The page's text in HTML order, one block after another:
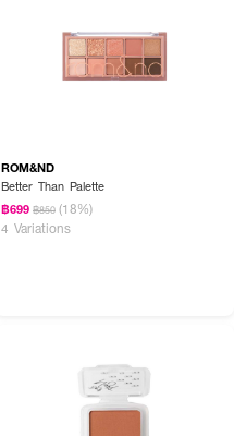
ROM&ND
Better Than Palette
฿699 ฿850 (18%)
4 Variations